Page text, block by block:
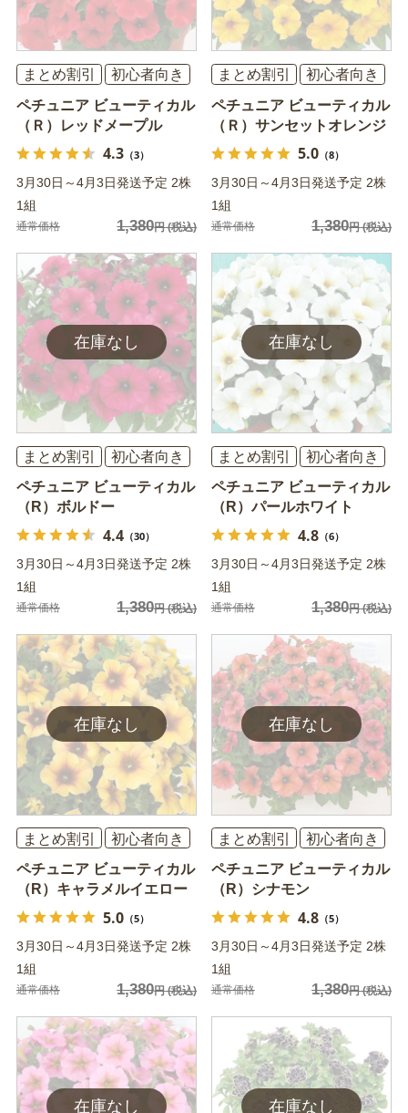
まとめ割引
初心者向き
ペチュニア ビューティカル
（Ｒ）レッドメープル
4.3（3）
3月30日～4月3日発送予定 2株
1組
通常価格 1,380円(税込)
まとめ割引
初心者向き
ペチュニア ビューティカル
（Ｒ）サンセットオレンジ
5.0（8）
3月30日～4月3日発送予定 2株
1組
通常価格 1,380円(税込)
まとめ割引
初心者向き
ペチュニア ビューティカル
（R）ボルドー
4.4（30）
3月30日～4月3日発送予定 2株
1組
通常価格 1,380円(税込)
まとめ割引
初心者向き
ペチュニア ビューティカル
（R）パールホワイト
4.8（6）
3月30日～4月3日発送予定 2株
1組
通常価格 1,380円(税込)
まとめ割引
初心者向き
ペチュニア ビューティカル
（R）キャラメルイエロー
5.0（5）
3月30日～4月3日発送予定 2株
1組
通常価格 1,380円(税込)
まとめ割引
初心者向き
ペチュニア ビューティカル
（R）シナモン
4.8（5）
3月30日～4月3日発送予定 2株
1組
通常価格 1,380円(税込)